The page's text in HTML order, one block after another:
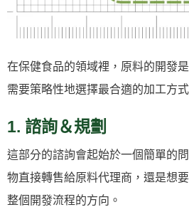
在保健食品的領域裡，原料的開發
需要策略性地選擇最合適的加工方
1. 諮詢＆規劃
這部分的諮詢會起始於一個簡單的
物直接轉售給原料代理商，還是想
整個開發流程的方向。